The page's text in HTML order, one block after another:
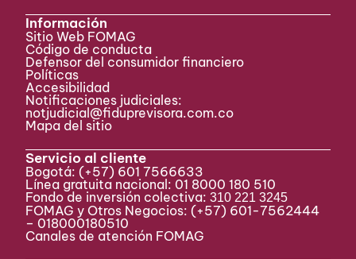
Información
Sitio Web FOMAG
Código de conducta
Defensor del consumidor financiero
Políticas
Accesibilidad
Notificaciones judiciales:
notjudicial@fiduprevisora.com.co
Mapa del sitio
Servicio al cliente
Bogotá: (+57) 601 7566633
Línea gratuita nacional: 01 8000 180 510
Fondo de inversión colectiva:310 221 3245
FOMAG y Otros Negocios: (+57) 601-7562444
– 018000180510
Canales de atención FOMAG